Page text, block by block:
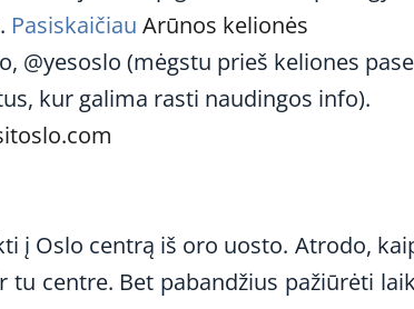
Pasiskaičiau Arūnos kelionės
@yesoslo (mėgstu prieš keliones
kur galima rasti naudingos info).
į Oslo centrą iš oro uosto. Atrodo,
centre. Bet pabandžius pažiūrėti